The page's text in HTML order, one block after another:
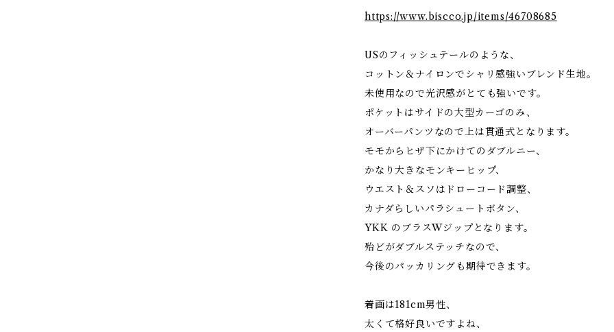
https://www.biscco.jp/items/46708685
USのフィッシュテールのような、
コットン＆ナイロンでシャリ感強いブレンド生地。
未使用なので光沢感がとても強いです。
ポケットはサイドの大型カーゴのみ、
オーバーパンツなので上は貫通式となります。
モモからヒザ下にかけてのダブルニー、
かなり大きなモンキーヒップ、
ウエスト＆スソはドローコード調整、
カナダらしいパラシュートボタン、
YKK のブラスWジップとなります。
殆どがダブルステッチなので、
今後のパッカリングも期待できます。
着画は181cm男性、
太くて格好良いですよね、